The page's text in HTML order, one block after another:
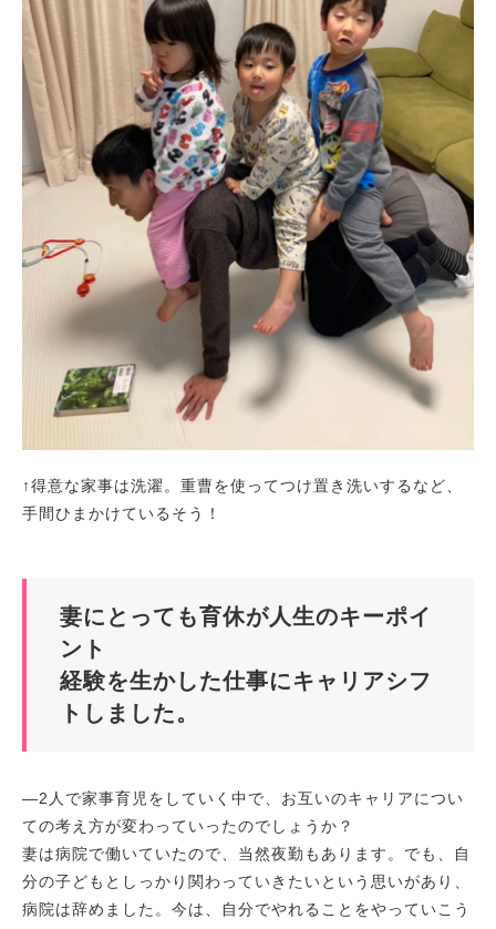
↑得意な家事は洗濯。重曹を使ってつけ置き洗いするなど、
手間ひまかけているそう！
妻にとっても育休が人生のキーポイ
ント
経験を生かした仕事にキャリアシフ
トしました。
―2人で家事育児をしていく中で、お互いのキャリアについ
ての考え方が変わっていったのでしょうか？
妻は病院で働いていたので、当然夜勤もあります。でも、自
分の子どもとしっかり関わっていきたいという思いがあり、
病院は辞めました。今は、自分でやれることをやっていこう